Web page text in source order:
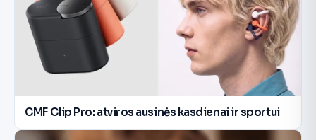
CMF Clip Pro: atviros ausinės kasdienai ir sportui